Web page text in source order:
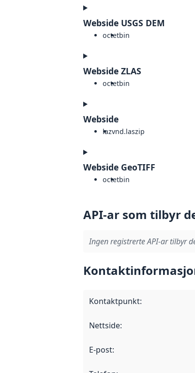
Webside USGS DEM
octetbin
Webside ZLAS
octetbin
Webside
lazvnd.laszip
Webside GeoTIFF
octetbin
API-ar som tilbyr
Ingen registrerte API-ar tilbyr
Kontaktpunkt:
Nettside:
E-post: